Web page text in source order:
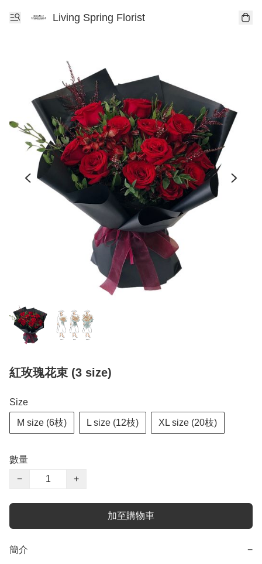
Living Spring Florist
紅玫瑰花束 (3 size)
Size
M size (6枝) L size (12枝) XL size (20枝)
數量
−
+
加至購物車
簡介 −